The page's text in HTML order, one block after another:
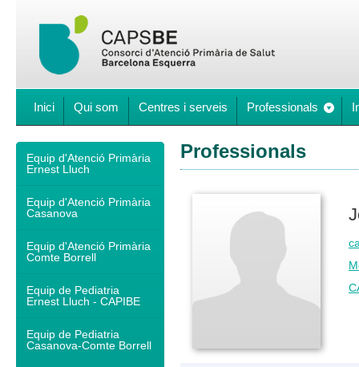
Inici Qui som Centres i serveis Professionals
Equip d'Atenció Primària
Ernest Lluch
Equip d'Atenció Primària
Casanova
Equip d'Atenció Primària
Comte Borrell
Equip de Pediatria
Ernest Lluch - CAPIBE
Equip de Pediatria
Casanova-Comte Borrell
Professionals